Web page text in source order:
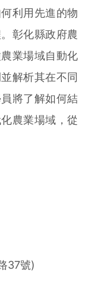
利用先進的物
彰化縣政府農
業場域自動化
解析其在不同
將了解如何結
農業場域，從
37號)